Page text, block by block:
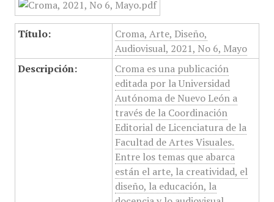
Título:
Croma, Arte, Diseño,
Audiovisual, 2021, No 6, Mayo
Descripción:
Croma es una publicación
editada por la Universidad
Autónoma de Nuevo León a
través de la Coordinación
Editorial de Licenciatura de la
Facultad de Artes Visuales.
Entre los temas que abarca
están el arte, la creatividad, el
diseño, la educación, la